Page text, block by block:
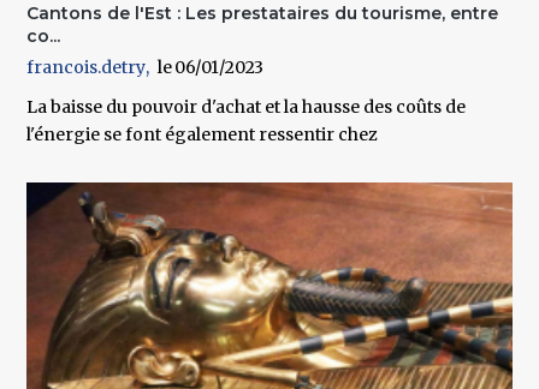
Cantons de l'Est : Les prestataires du tourisme, entre
co...
francois.detry
06/01/2023
La baisse du pouvoir d'achat et la hausse des coûts de
l'énergie se font également ressentir chez